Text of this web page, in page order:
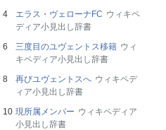
エラス・ヴェローナFC ウィキペ
ディア小見出し辞書
三度目のユヴェントス移籍 ウィ
キペディア小見出し辞書
再びユヴェントスへ ウィキペデ
ィア小見出し辞書
現所属メンバー ウィキペディア
小見出し辞書